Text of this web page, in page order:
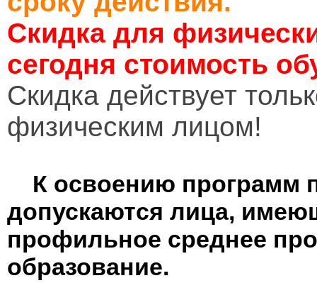
Скидка для
сегодня стоимость
Cкидка действует
физическим лицом!
К освоению программ
допускаются лица,
профильное среднее
образование.